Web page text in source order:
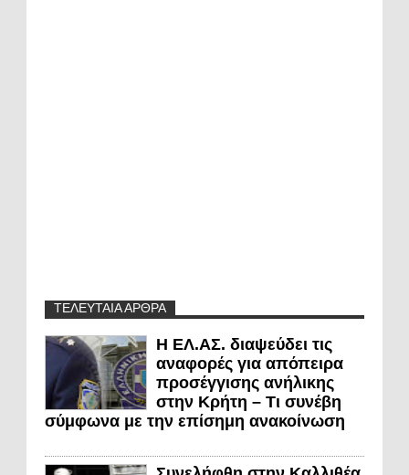
ΤΕΛΕΥΤΑΙΑ ΑΡΘΡΑ
Η ΕΛ.ΑΣ. διαψεύδει τις
αναφορές για απόπειρα
προσέγγισης ανήλικης
στην Κρήτη – Τι συνέβη
σύμφωνα με την επίσημη ανακοίνωση